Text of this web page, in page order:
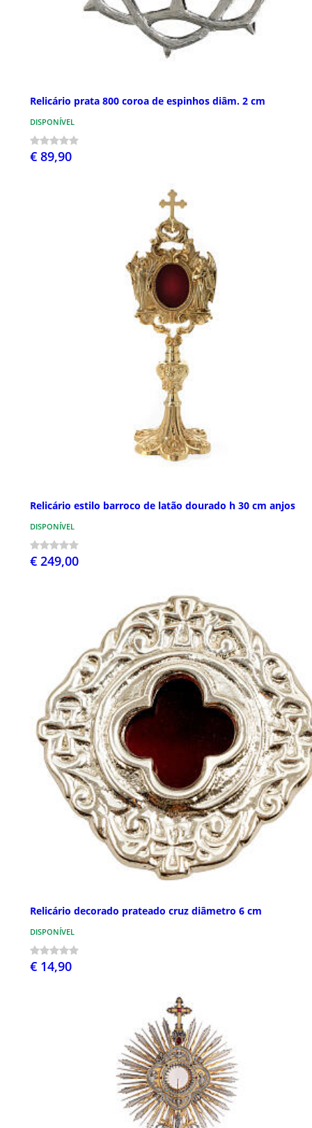
Relicário prata 800 coroa de espinhos diâm. 2 cm
DISPONÍVEL
€ 89,90
Relicário estilo barroco de latão dourado h 30 cm anjos
DISPONÍVEL
€ 249,00
Relicário decorado prateado cruz diâmetro 6 cm
DISPONÍVEL
€ 14,90